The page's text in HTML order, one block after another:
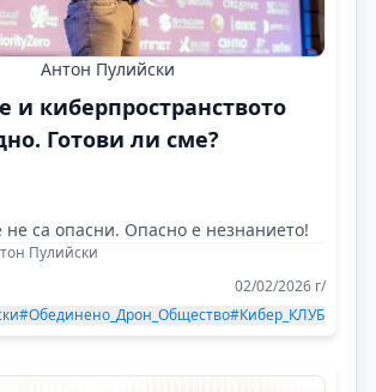
Антон Пулийски
и киберпространството
Готови ли сме?
не са опасни. Опасно е незнанието!
Пулийски
02/02/2026 г/
#Обединено_Дрон_Общество#Кибер_КЛУБ